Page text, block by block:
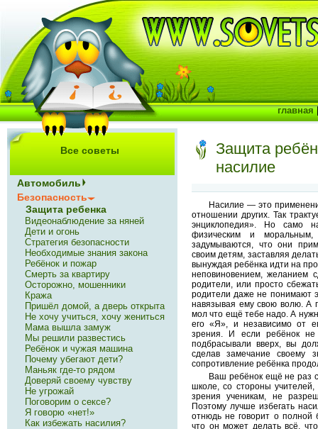
Защита
насилие
Насилие — это
отношении других. Так
энциклопедия». Но само
физическим и
задумываются, что они
своим детям, заставляя
вынуждая ребёнка идти на
неповиновением, желанием
родители, или просто
родители даже не понимают
навязывая ему свою волю. А
мол что ещё тебе надо. А
его «Я», и независимо от
зрения. И если ребёнок
подбрасывали вверх, вы
сделав замечание своему
сопротивление ребёнка
Ваш ребёнок ещё не раз
школе, со стороны
зрения ученикам, не
Поэтому лучше избегать
отнюдь не говорит о полной
что он может делать всё,
Все советы
Автомобиль
Безопасность
Защита ребенка
Видеонаблюдение за няней
Дети и огонь
Стратегия безопасности
Необходимые знания закона
Ребёнок и пожар
Смерть за квартиру
Осторожно, мошенники
Кража
Пришёл домой, а дверь открыта
Не хочу учиться, хочу жениться
Мама вышла замуж
Мы решили развестись
Ребёнок и чужая машина
Почему убегают дети?
Маньяк где-то рядом
Доверяй своему чувству
Не угрожай
Поговорим о сексе?
Я говорю «нет!»
Как избежать насилия?
главная